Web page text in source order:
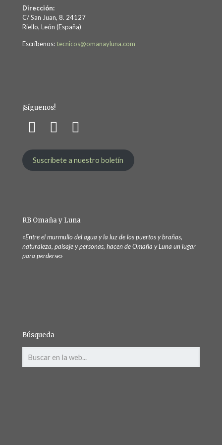
Dirección:
C/ San Juan, 8. 24127
Riello, León (España)
Escríbenos: tecnicos@omanayluna.com
¡Síguenos!
Suscríbete a nuestro boletín
RB Omaña y Luna
«Entre el murmullo del agua y la luz de los puertos y brañas,
naturaleza, paisaje y personas, hacen de Omaña y Luna un lugar
para perderse»
Búsqueda